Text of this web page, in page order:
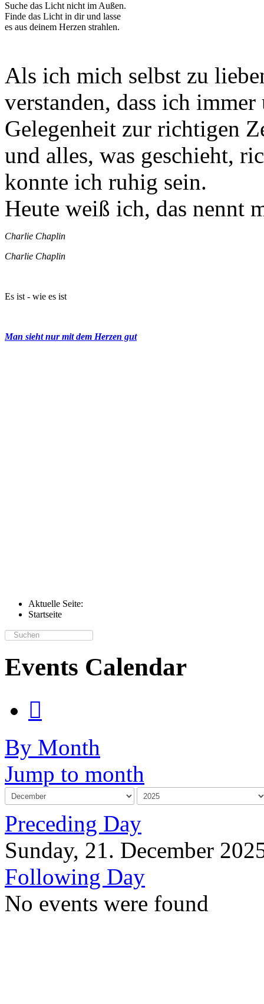
Suche das Licht nicht im Außen.
Finde das Licht in dir und lasse
es aus deinem Herzen strahlen.
Als ich mich selbst zu
verstanden, dass ich
Gelegenheit zur richtigen
und alles, was geschieht,
konnte ich ruhig sein.
Heute weiß ich, das nennt
Charlie Chaplin
Charlie Chaplin
Es ist - wie es ist
Man sieht nur mit dem Herzen gut
Aktuelle Seite:
Startseite
Suchen
Events Calendar
By Month
Jump to month
Preceding Day
Sunday, 21. December
Following Day
No events were found